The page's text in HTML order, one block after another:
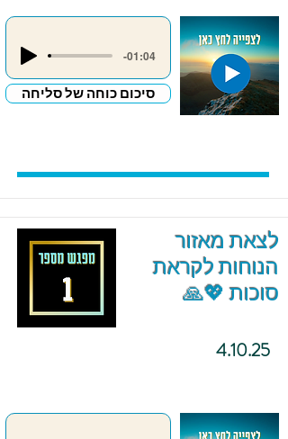
-01:04
סיכום כוחה של סליחה
לצאת מאזור
הנוחות לקראת
סוכות 💖🙏
4.10.25